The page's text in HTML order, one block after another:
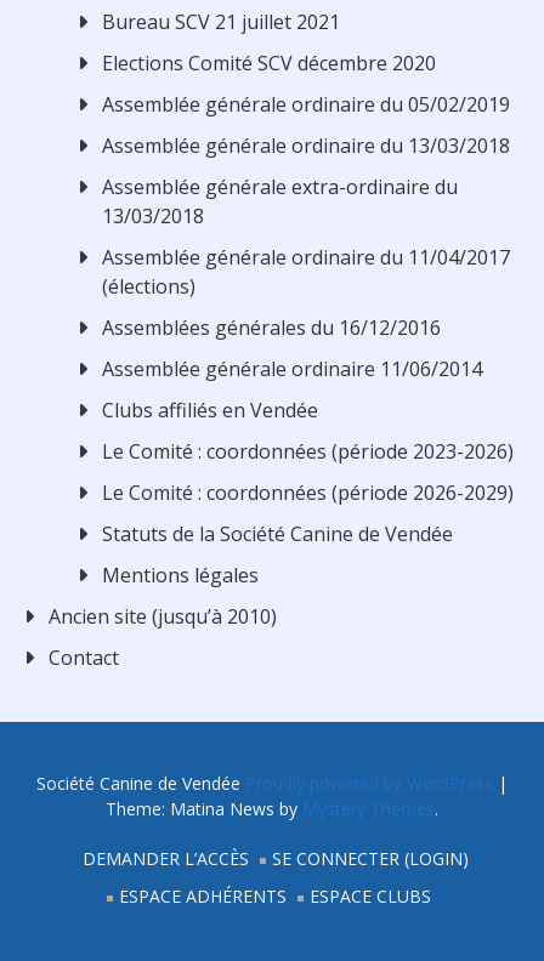
Bureau SCV 21 juillet 2021
Elections Comité SCV décembre 2020
Assemblée générale ordinaire du 05/02/2019
Assemblée générale ordinaire du 13/03/2018
Assemblée générale extra-ordinaire du
13/03/2018
Assemblée générale ordinaire du 11/04/2017
(élections)
Assemblées générales du 16/12/2016
Assemblée générale ordinaire 11/06/2014
Clubs affiliés en Vendée
Le Comité : coordonnées (période 2023-2026)
Le Comité : coordonnées (période 2026-2029)
Statuts de la Société Canine de Vendée
Mentions légales
Ancien site (jusqu’à 2010)
Contact
Société Canine de Vendée Proudly powered by WordPress |
Theme: Matina News by Mystery Themes.
DEMANDER L’ACCÈS
SE CONNECTER (LOGIN)
ESPACE ADHÉRENTS
ESPACE CLUBS